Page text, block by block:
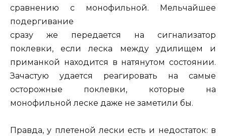
сравнению с монофильной. Мельчайшее
подергивание
сразу же передается на сигнализатор
поклевки, если леска между удилищем и
приманкой находится в натянутом состоянии.
Зачастую удается реагировать на самые
осторожные поклевки, которые на
монофильной леске даже не заметили бы.
Правда, у плетеной лески есть и недостаток: в